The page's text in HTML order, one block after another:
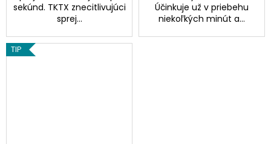
sekúnd. TKTX znecitlivujúci
sprej...
Účinkuje už v priebehu
niekoľkých minút a...
TIP